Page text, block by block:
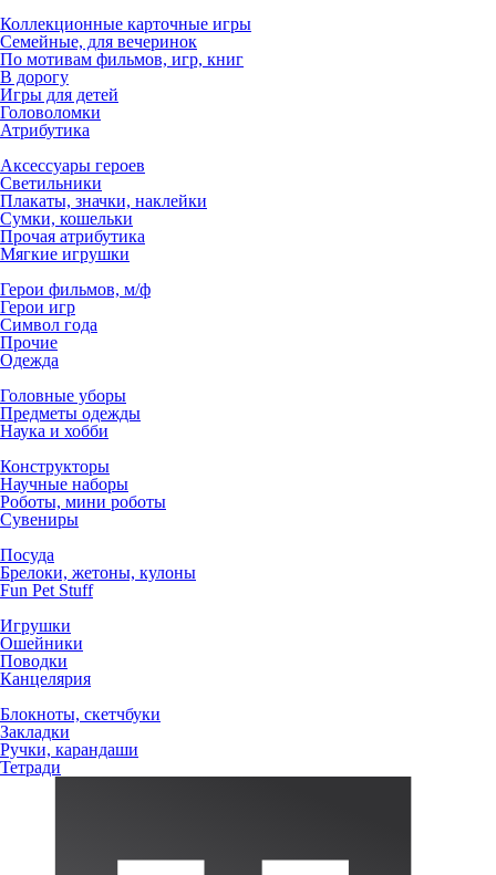
Коллекционные карточные игры
Семейные, для вечеринок
По мотивам фильмов, игр, книг
В дорогу
Игры для детей
Головоломки
Атрибутика
Аксессуары героев
Светильники
Плакаты, значки, наклейки
Сумки, кошельки
Прочая атрибутика
Мягкие игрушки
Герои фильмов, м/ф
Герои игр
Символ года
Прочие
Одежда
Головные уборы
Предметы одежды
Наука и хобби
Конструкторы
Научные наборы
Роботы, мини роботы
Сувениры
Посуда
Брелоки, жетоны, кулоны
Fun Pet Stuff
Игрушки
Ошейники
Поводки
Канцелярия
Блокноты, скетчбуки
Закладки
Ручки, карандаши
Тетради